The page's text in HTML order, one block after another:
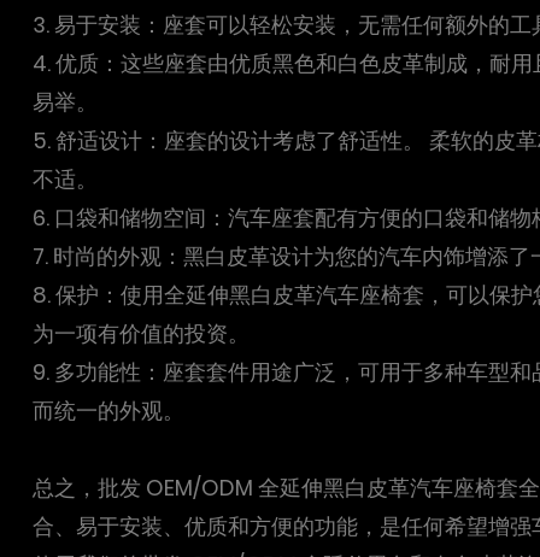
3. 易于安装：座套可以轻松安装，无需任何额外的
4. 优质：这些座套由优质黑色和白色皮革制成，耐
易举。
5. 舒适设计：座套的设计考虑了舒适性。 柔软的皮
不适。
6. 口袋和储物空间：汽车座套配有方便的口袋和储
7. 时尚的外观：黑白皮革设计为您的汽车内饰增添
8. 保护：使用全延伸黑白皮革汽车座椅套，可以保
为一项有价值的投资。
9. 多功能性：座套套件用途广泛，可用于多种车型
而统一的外观。
总之，批发 OEM/ODM 全延伸黑白皮革汽车座椅套
合、易于安装、优质和方便的功能，是任何希望增